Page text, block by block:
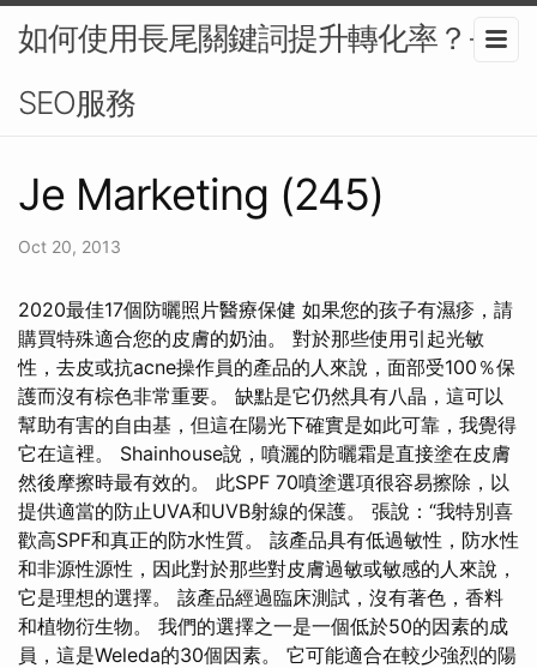
如何使用長尾關鍵詞提升轉化率？-
SEO服務
Je Marketing (245)
Oct 20, 2013
2020最佳17個防曬照片醫療保健 如果您的孩子有濕疹，請
購買特殊適合您的皮膚的奶油。 對於那些使用引起光敏
性，去皮或抗acne操作員的產品的人來說，面部受100％保
護而沒有棕色非常重要。 缺點是它仍然具有八晶，這可以
幫助有害的自由基，但這在陽光下確實是如此可靠，我覺得
它在這裡。 Shainhouse說，噴灑的防曬霜是直接塗在皮膚
然後摩擦時最有效的。 此SPF 70噴塗選項很容易擦除，以
提供適當的防止UVA和UVB射線的保護。 張說：“我特別喜
歡高SPF和真正的防水性質。 該產品具有低過敏性，防水性
和非源性源性，因此對於那些對皮膚過敏或敏感的人來說，
它是理想的選擇。 該產品經過臨床測試，沒有著色，香料
和植物衍生物。 我們的選擇之一是一個低於50的因素的成
員，這是Weleda的30個因素。 它可能適合在較少強烈的陽